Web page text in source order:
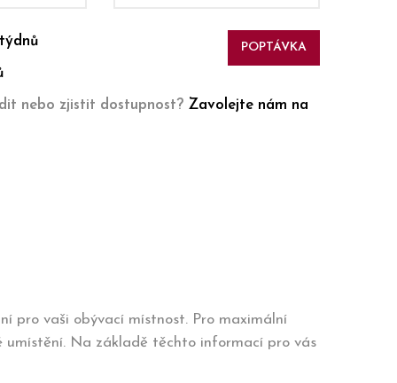
POPTÁVKA
nebo zjistit dostupnost? Zavolejte nám na
pro vaši obývací místnost. Pro maximální
Na základě těchto informací pro vás